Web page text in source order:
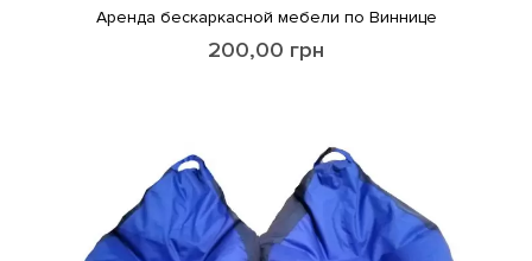
Аренда бескаркасной мебели по Виннице
200,00 грн